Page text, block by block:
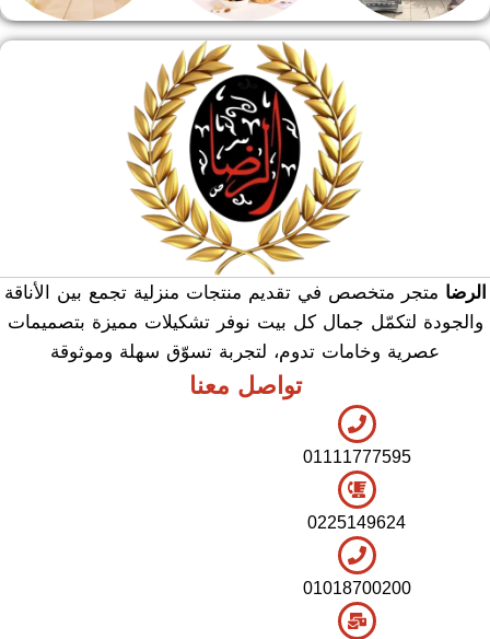
هدايا وسيلفر
01111777595
0225149624
01018700200
الرضا متجر متخصص في تقديم منتجات منزلية تجمع بين الأناقة
والجودة لتكمّل جمال كل بيت نوفر تشكيلات مميزة بتصميمات
عصرية وخامات تدوم، لتجربة تسوّق سهلة وموثوقة
تواصل معنا